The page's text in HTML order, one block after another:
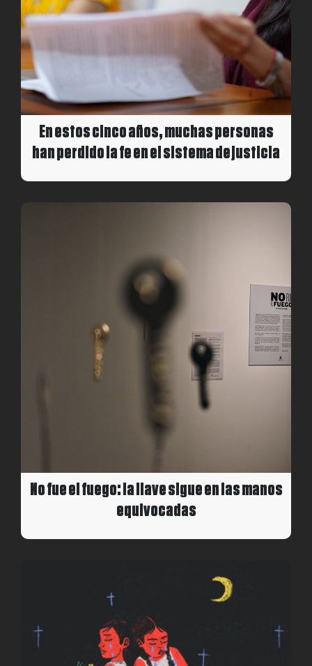
En estos cinco años, muchas personas
han perdido la fe en el sistema de justicia
No fue el fuego: la llave sigue en las manos
equivocadas